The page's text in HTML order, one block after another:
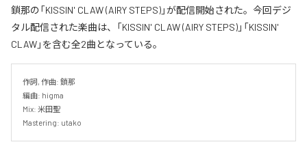
鎖那の「KISSIN' CLAW (AIRY STEPS)」が配信開始された。今回デジ
タル配信された楽曲は、「KISSIN' CLAW (AIRY STEPS)」「KISSIN'
CLAW」を含む全2曲となっている。
作詞, 作曲: 鎖那
編曲: higma
Mix: 米田聖
Mastering: utako